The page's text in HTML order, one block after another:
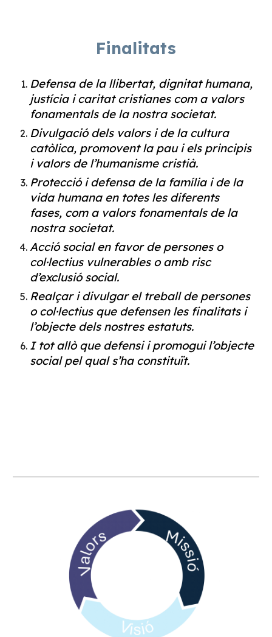
Finalitats
Defensa de la llibertat, dignitat humana,
justícia i caritat cristianes com a valors
fonamentals de la nostra societat.
Divulgació dels valors i de la cultura
catòlica, promovent la pau i els principis
i valors de l’humanisme cristià.
Protecció i defensa de la família i de la
vida humana en totes les diferents
fases, com a valors fonamentals de la
nostra societat.
Acció social en favor de persones o
col·lectius vulnerables o amb risc
d’exclusió social.
Realçar i divulgar el treball de persones
o col·lectius que defensen les finalitats i
l’objecte dels nostres estatuts.
I tot allò que defensi i promogui l’objecte
social pel qual s’ha constituït.